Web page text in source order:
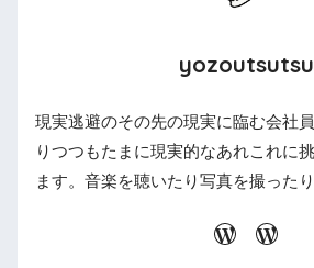
yozoutsutsu
現実逃避のその先の現実に臨む会社
りつつもたまに現実的なあれこれに
ます。音楽を聴いたり写真を撮った